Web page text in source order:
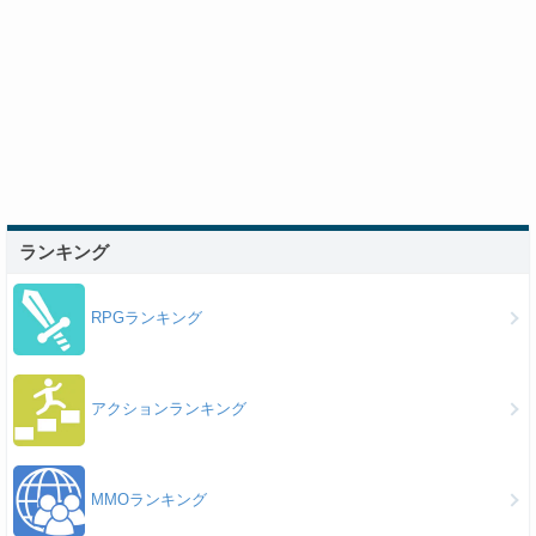
ランキング
RPGランキング
アクションランキング
MMOランキング